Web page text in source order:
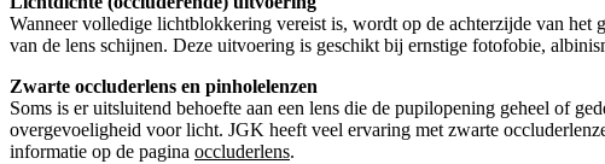
Wanneer volledige lichtblokkering vereist is, wordt op de achterzijde van het
van de lens schijnen. Deze uitvoering is geschikt bij ernstige fotofobie,
Zwarte occluderlens en pinholelenzen
Soms is er uitsluitend behoefte aan een lens die de pupilopening geheel of
overgevoeligheid voor licht. JGK heeft veel ervaring met zwarte
informatie op de pagina occluderlens.